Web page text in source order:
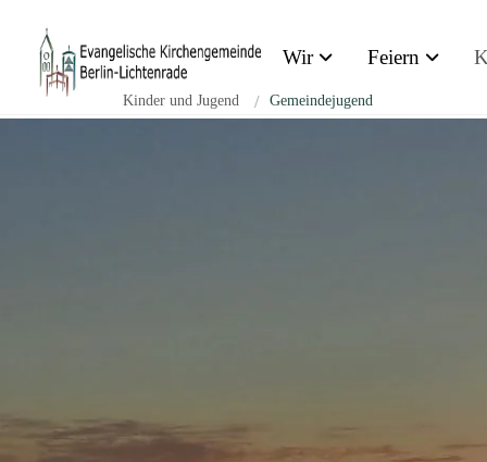
Zum Inhalt springen
Wir Feiern
Kinder und Jugend / Gemeindejugend